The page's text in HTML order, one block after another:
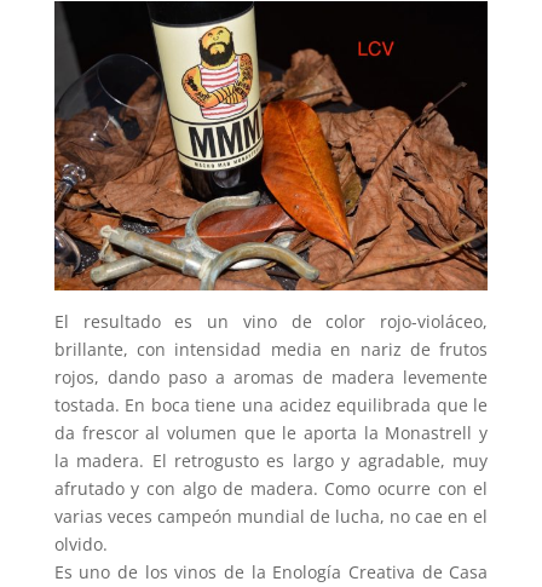
El resultado es un vino de color rojo-violáceo,
brillante, con intensidad media en nariz de frutos
rojos, dando paso a aromas de madera levemente
tostada. En boca tiene una acidez equilibrada que le
da frescor al volumen que le aporta la Monastrell y
la madera. El retrogusto es largo y agradable, muy
afrutado y con algo de madera. Como ocurre con el
varias veces campeón mundial de lucha, no cae en el
olvido.
Es uno de los vinos de la Enología Creativa de Casa